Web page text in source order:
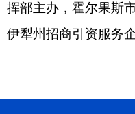
挥部主办，霍尔果斯
伊犁州招商引资服务